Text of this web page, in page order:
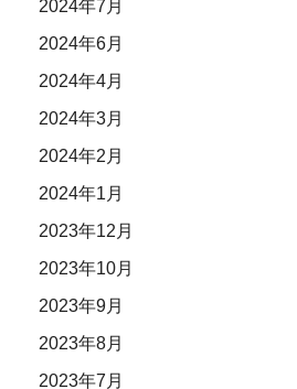
2024年7月
2024年6月
2024年4月
2024年3月
2024年2月
2024年1月
2023年12月
2023年10月
2023年9月
2023年8月
2023年7月